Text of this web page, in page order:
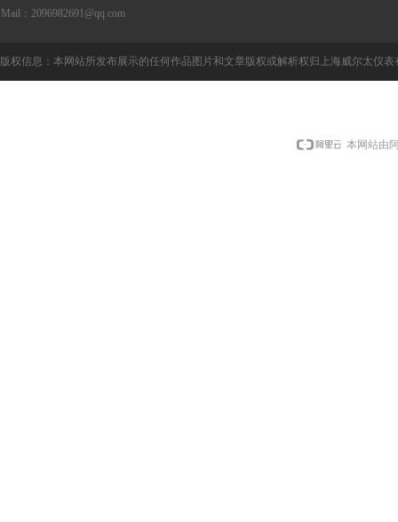
Mail：2096982691@qq.com
版权信息：本网站所发布展示的任何作品图片和文章版权或解析权归上海威尔太仪
本网站由